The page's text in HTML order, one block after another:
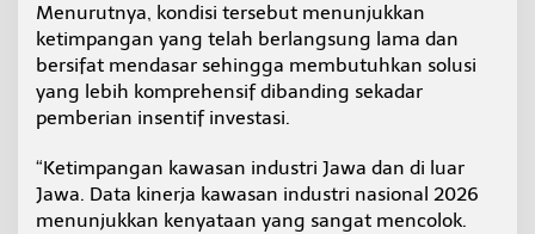
Menurutnya, kondisi tersebut menunjukkan
ketimpangan yang telah berlangsung lama dan
bersifat mendasar sehingga membutuhkan solusi
yang lebih komprehensif dibanding sekadar
pemberian insentif investasi.
“Ketimpangan kawasan industri Jawa dan di luar
Jawa. Data kinerja kawasan industri nasional 2026
menunjukkan kenyataan yang sangat mencolok.